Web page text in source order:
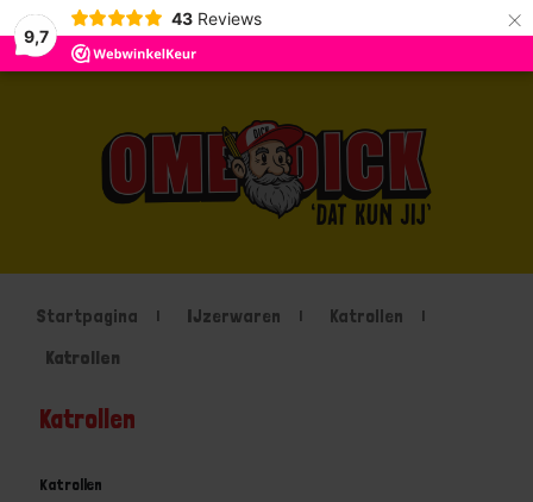
9,7
43 Reviews ×
Startpagina IJzerwaren
Katrollen
Katrollen
Katrollen
Katrollen